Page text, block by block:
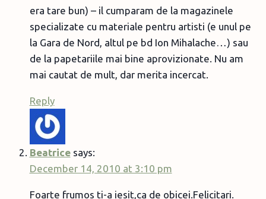
era tare bun) – il cumparam de la magazinele
specializate cu materiale pentru artisti (e unul pe
la Gara de Nord, altul pe bd Ion Mihalache…) sau
de la papetariile mai bine aprovizionate. Nu am
mai cautat de mult, dar merita incercat.
Reply
Beatrice says:
December 14, 2010 at 3:10 pm
Foarte frumos ti-a iesit,ca de obicei.Felicitari.